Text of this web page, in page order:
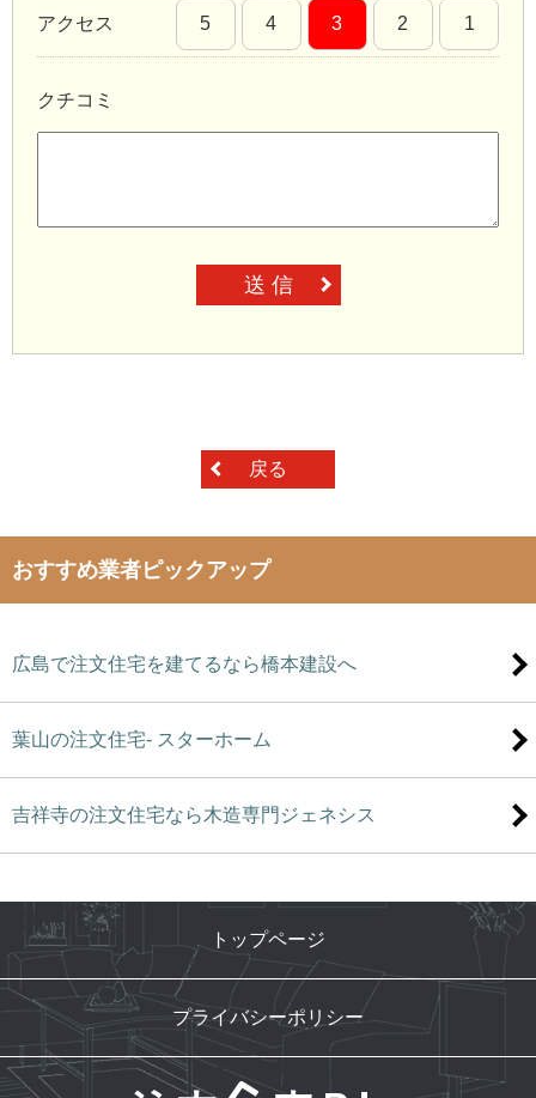
アクセス 5 4 3 2 1
クチコミ
送 信
戻る
おすすめ業者ピックアップ
広島で注文住宅を建てるなら橋本建設へ
葉山の注文住宅- スターホーム
吉祥寺の注文住宅なら木造専門ジェネシス
トップページ
プライバシーポリシー